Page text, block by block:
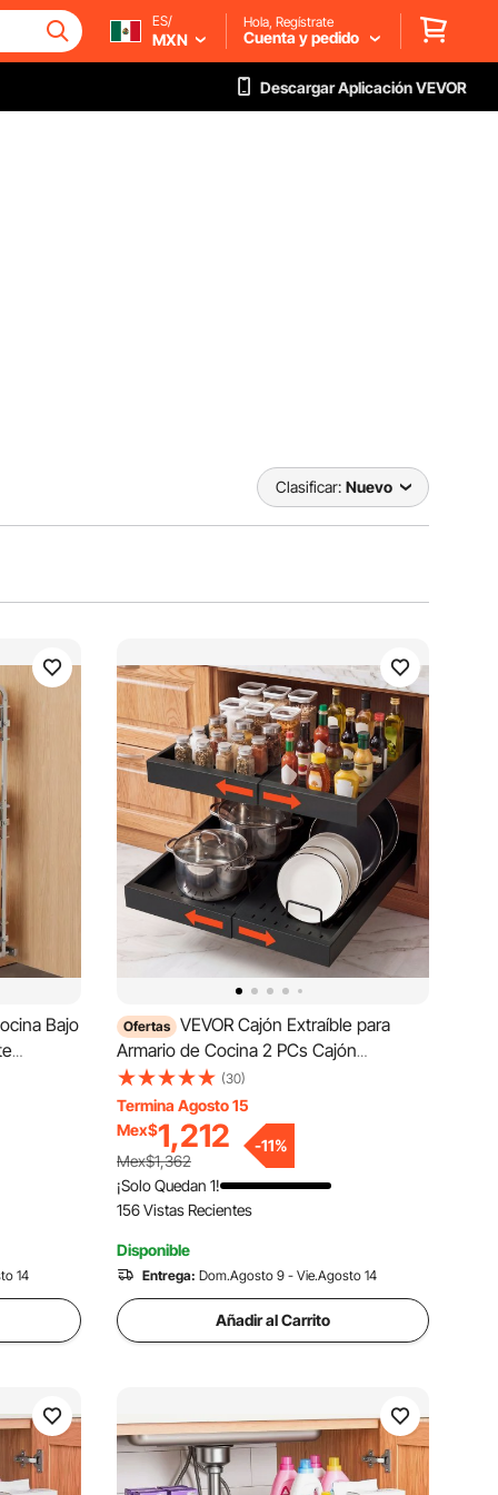
ES/
MXN
Hola, Regístrate
Cuenta y pedido
Descargar Aplicación VEVOR
Clasificar: Nuevo
Bajo
14
Ofertas VEVOR Cajón Extraíble para
Armario de Cocina 2 PCs Cajón
Telescópico Negro, Ancho Expandible
de 31-48 cm, Profundidad de 52 cm,
Carga 9 kg por Nivel, Con Tiras
Adhesivas Nano, Para Despensa de
Cocina
(30)
Termina Agosto 15
Mex$1,212
Mex$1,362
-11%
¡Solo Quedan 1!
156 Vistas Recientes
Disponible
Entrega: Dom.Agosto 9 - Vie.Agosto 14
Añadir al Carrito